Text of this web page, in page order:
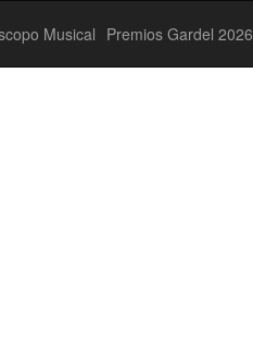
Musical Premios Gardel 2026